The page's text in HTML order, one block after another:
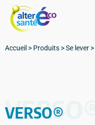
Accueil > Produits >Se lever >
VERSO®
VERSO®